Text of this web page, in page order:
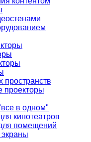
пространств
проекторы
в одном"
кинотеатров
помещений